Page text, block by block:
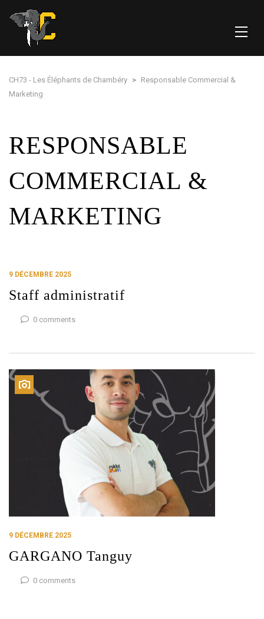
CH73 - Les Éléphants de Chambéry > Responsable Commercial &
Marketing
RESPONSABLE
COMMERCIAL &
MARKETING
9 DÉCEMBRE 2025
Staff administratif
0 comments
9 DÉCEMBRE 2025
GARGANO Tanguy
0 comments